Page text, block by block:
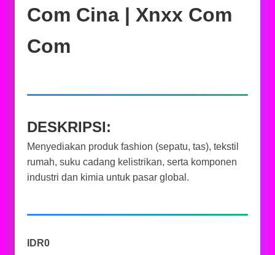
Com Cina | Xnxx Com
Com
DESKRIPSI:
Menyediakan produk fashion (sepatu, tas), tekstil
rumah, suku cadang kelistrikan, serta komponen
industri dan kimia untuk pasar global.
IDR0